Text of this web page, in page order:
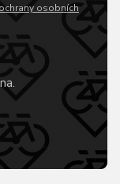
osobních